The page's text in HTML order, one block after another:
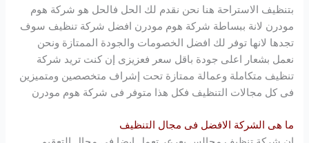
بتنظيف الاستراحة هنا نحن نقدم لك الحل فالحل هو شركةهوم
مودرنلانة ببساطة شركةهوم مودرنافضل شركة تنظيف سوف
تجدها لانها توفر لك افضل الخصومات والجودة الممتازة ونحن
نعمل بشعار اعلى جودة باقل سعر فعزيزى إن كنت تريد شركة
تنظيف متكاملة وعمالة ممتازة تحت إشراف متخصصين ومتميزين
فى كل مجالات التنظيف فكل هذا متوفر فى شركةهوم مودرن
ما هى الشركة الافضل فى مجال التنظيف